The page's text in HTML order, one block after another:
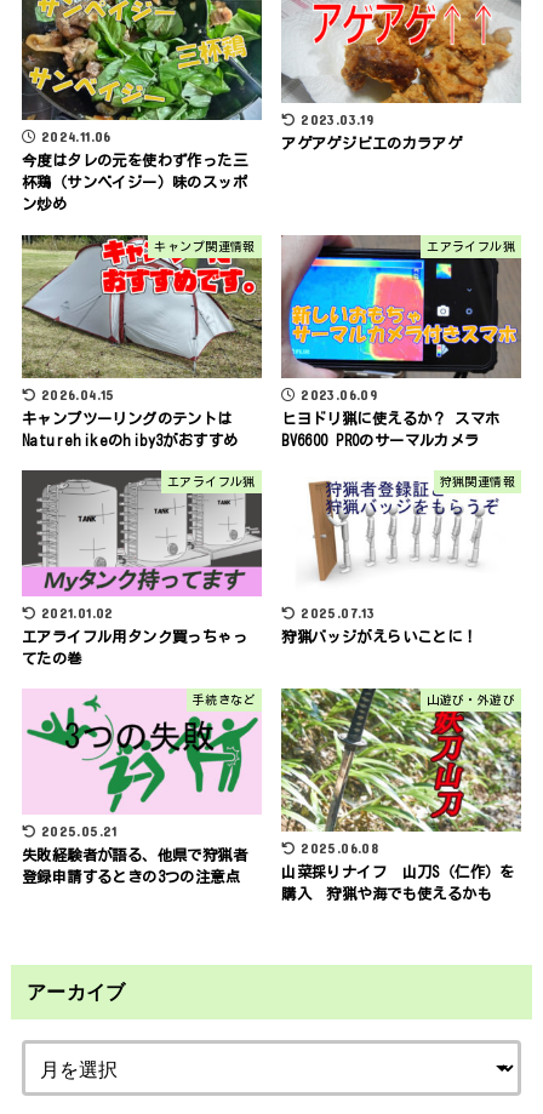
2024.11.06
今度はタレの元を使わず作った三
杯鶏（サンベイジー）味のスッポ
ン炒め
2023.03.19
アゲアゲジビエのカラアゲ
キャンプ関連情報
2026.04.15
キャンプツーリングのテントは
Naturehikeのhiby3がおすすめ
エアライフル猟
2023.06.09
ヒヨドリ猟に使えるか？ スマホ
BV6600 PROのサーマルカメラ
エアライフル猟
2021.01.02
エアライフル用タンク買っちゃっ
てたの巻
狩猟関連情報
2025.07.13
狩猟バッジがえらいことに！
手続きなど
2025.05.21
失敗経験者が語る、他県で狩猟者
登録申請するときの3つの注意点
山遊び・外遊び
2025.06.08
山菜採りナイフ 山刀S（仁作）を
購入 狩猟や海でも使えるかも
アーカイブ